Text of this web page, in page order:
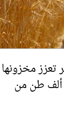
تعزز مخزونها
بشراء نحو 720 ألف طن من